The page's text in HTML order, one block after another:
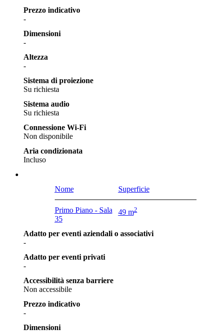
Prezzo indicativo
-
Dimensioni
-
Altezza
-
Sistema di proiezione
Su richiesta
Sistema audio
Su richiesta
Connessione Wi-Fi
Non disponibile
Aria condizionata
Incluso
Nome Superficie
Primo Piano - Sala
35
49 m2
Adatto per eventi aziendali o associativi
-
Adatto per eventi privati
-
Accessibilità senza barriere
Non accessibile
Prezzo indicativo
-
Dimensioni